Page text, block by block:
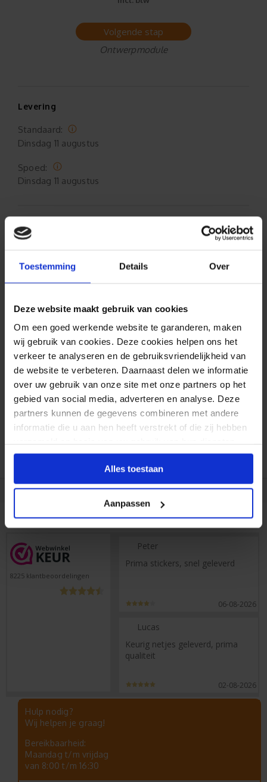
Toestemming Details Over
Deze website maakt gebruik van cookies
Om een goed werkende website te garanderen, maken
wij gebruik van cookies. Deze cookies helpen ons het
verkeer te analyseren en de gebruiksvriendelijkheid van
de website te verbeteren. Daarnaast delen we informatie
over uw gebruik van onze site met onze partners op het
gebied van social media, adverteren en analyse. Deze
partners kunnen de gegevens combineren met andere
informatie die u aan hen heeft verstrekt of die zij hebben
Alles toestaan
Aanpassen
Volgende stap
Ontwerpmodule
Levering
Standaard:
Dinsdag 11 augustus
Spoed:
Dinsdag 11 augustus
Ophalen (Oldenzaal)
Maandag10 augustus 17:00
Spoed:
Formaat aanpasbaar
Gratis verzending*
Al 35 jaar ervaring!
8225 klantbeoordelingen
Peter
Prima stickers, snel geleverd
06-08-2026
Lucas
Keurig netjes geleverd, prima
qualiteit
02-08-2026
Hulp nodig?
Wij helpen je graag!
Bereikbaarheid:
Maandag t/m vrijdag
van 8:00 t/m 16:30